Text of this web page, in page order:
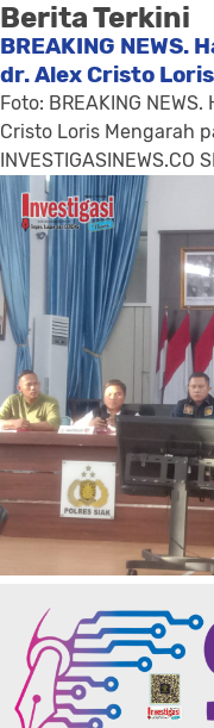
Berita Terkini
BREAKING NEWS.
dr. Alex Cristo
Foto: BREAKING
Cristo Loris Mengarah
INVESTIGASINEWS.CO